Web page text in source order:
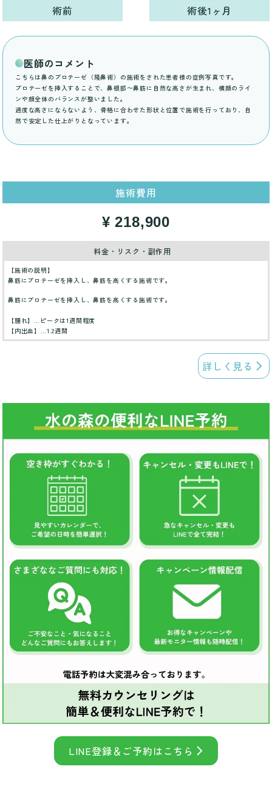
術前 術後1ヶ月
医師のコメント
こちらは鼻のプロテーゼ（隆鼻術）の施術をされた患者様の症例写真です。
プロテーゼを挿入することで、鼻根部〜鼻筋に自然な高さが生まれ、横顔のライ
ンや顔全体のバランスが整いました。
過度な高さにならないよう、骨格に合わせた形状と位置で施術を行っており、自
然で安定した仕上がりとなっています。
施術費用
¥ 218,900
料金・リスク・副作用
【施術の説明】
鼻筋にプロテーゼを挿入し、鼻筋を高くする施術です。
鼻筋にプロテーゼを挿入し、鼻筋を高くする施術です。
【腫れ】…ピークは1週間程度
【内出血】…1.2週間
詳しく見る
LINE登録＆ご予約はこちら